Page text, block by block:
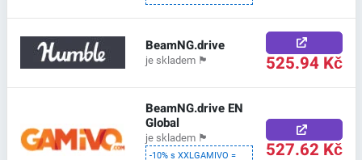
BeamNG.drive
je skladem 🏴 525.94 Kč
BeamNG.drive EN
Global
je skladem 🏴
-10% s XXLGAMIVO = 527.62 Kč